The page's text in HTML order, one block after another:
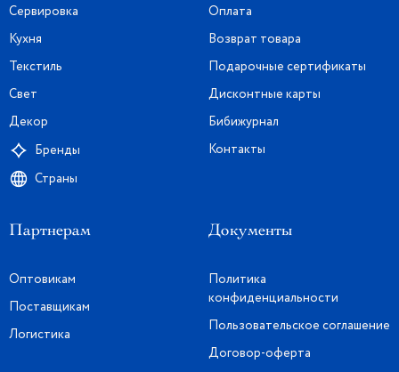
Сервировка
Кухня
Текстиль
Свет
Декор
Бренды
Страны
Оплата
Возврат товара
Подарочные сертификаты
Дисконтные карты
Бибижурнал
Контакты
Партнерам
Оптовикам
Поставщикам
Логистика
Документы
Политика
конфиденциальности
Пользовательское соглашение
Договор-оферта